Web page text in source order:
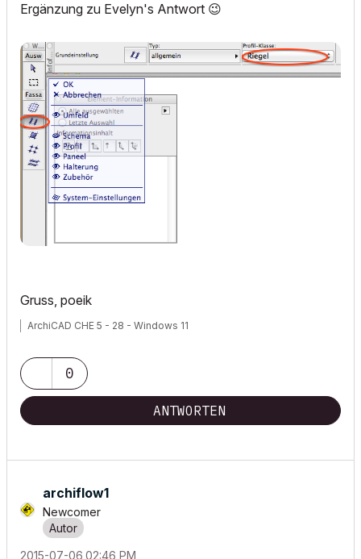
Ergänzung zu Evelyn's Antwort 😉
Gruss, poeik
ArchiCAD CHE 5 - 28 - Windows 11
0
ANTWORTEN
archiflow1
Newcomer
‎2015-07-06 02:46 PM